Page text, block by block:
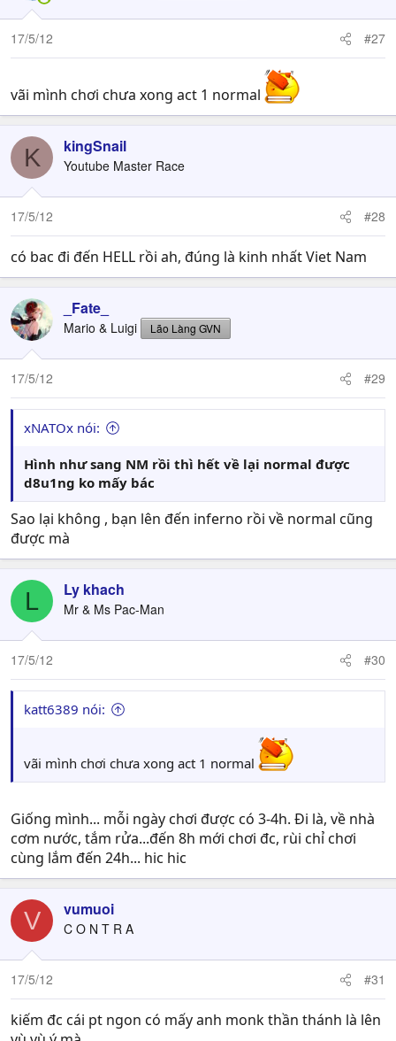
17/5/12 #27
vãi mình chơi chưa xong act 1 normal
K kingSnail
Youtube Master Race
17/5/12 #28
có bac đi đến HELL rồi ah, đúng là kinh nhất Viet Nam
_Fate_
Mario & Luigi Lão Làng GVN
17/5/12 #29
xNATOx nói:
Hình như sang NM rồi thì hết về lại normal được
d8u1ng ko mấy bác
Sao lại không , bạn lên đến inferno rồi về normal cũng
được mà
L Ly khach
Mr & Ms Pac-Man
17/5/12 #30
katt6389 nói:
vãi mình chơi chưa xong act 1 normal
Giống mình... mỗi ngày chơi được có 3-4h. Đi là, về nhà
cơm nước, tắm rửa...đến 8h mới chơi đc, rùi chỉ chơi
cùng lắm đến 24h... hic hic
V vumuoi
C O N T R A
17/5/12 #31
kiếm đc cái pt ngon có mấy anh monk thần thánh là lên